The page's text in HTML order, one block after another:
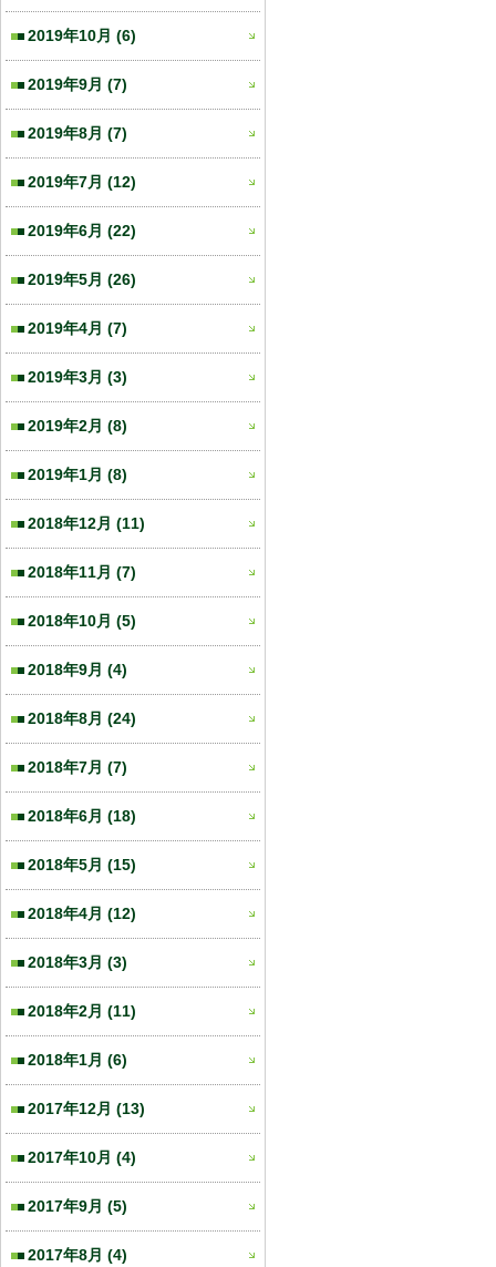
2019年10月 (6)
2019年9月 (7)
2019年8月 (7)
2019年7月 (12)
2019年6月 (22)
2019年5月 (26)
2019年4月 (7)
2019年3月 (3)
2019年2月 (8)
2019年1月 (8)
2018年12月 (11)
2018年11月 (7)
2018年10月 (5)
2018年9月 (4)
2018年8月 (24)
2018年7月 (7)
2018年6月 (18)
2018年5月 (15)
2018年4月 (12)
2018年3月 (3)
2018年2月 (11)
2018年1月 (6)
2017年12月 (13)
2017年10月 (4)
2017年9月 (5)
2017年8月 (4)